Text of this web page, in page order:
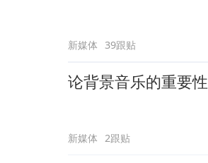
新媒体 39跟贴
论背景音乐的重要性
新媒体 2跟贴